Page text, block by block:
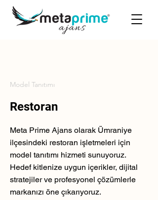
Model Tanıtımı
Restoran
Meta Prime Ajans olarak Ümraniye
ilçesindeki restoran işletmeleri için
model tanıtımı hizmeti sunuyoruz.
Hedef kitlenize uygun içerikler, dijital
stratejiler ve profesyonel çözümlerle
markanızı öne çıkarıyoruz.